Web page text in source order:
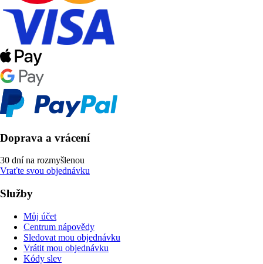
Doprava a vrácení
30 dní na rozmyšlenou
Vraťte svou objednávku
Služby
Můj účet
Centrum nápovědy
Sledovat mou objednávku
Vrátit mou objednávku
Kódy slev